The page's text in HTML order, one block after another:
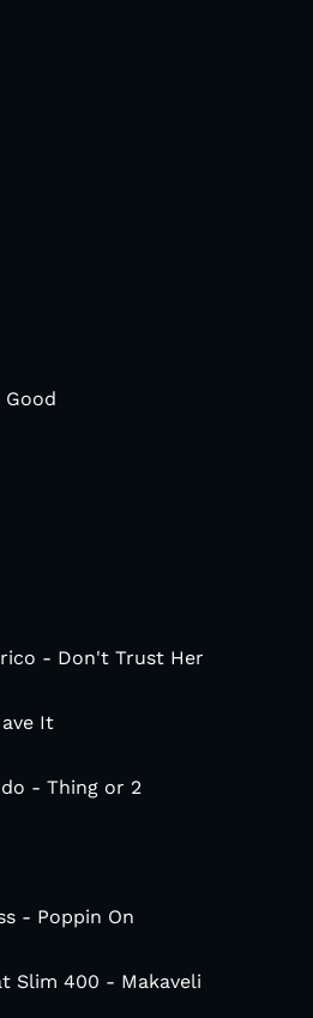
Good
- Don't Trust Her
It
- Thing or 2
- Poppin On
Slim 400 - Makaveli